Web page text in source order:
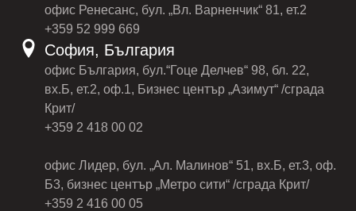
офис Ренесанс, бул. „Вл. Варненчик“ 81, ет.2
+359 52 999 669
София, България
офис България, бул.“Гоце Делчев“ 98, бл. 22,
вх.Б, ет.2, оф.1, Бизнес център „Азимут“ /сграда
Крит/
+359 2 418 00 02
офис Лидер, бул. „Ал. Малинов“ 51, вх.Б, ет.3, оф.
Б3, бизнес център „Метро сити“ /сграда Крит/
+359 2 416 00 05